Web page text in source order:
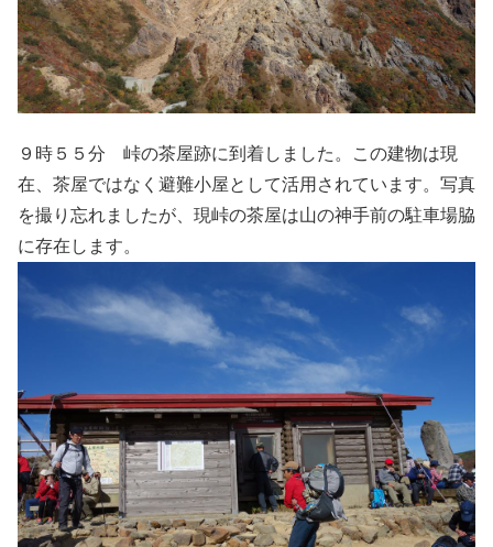
９時５５分 峠の茶屋跡に到着しました。この建物は現
在、茶屋ではなく避難小屋として活用されています。写真
を撮り忘れましたが、現峠の茶屋は山の神手前の駐車場脇
に存在します。